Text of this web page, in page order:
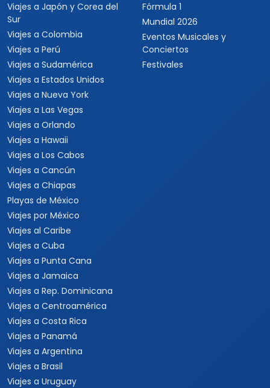
Viajes a Japón y Corea del
Sur
Viajes a Colombia
Viajes a Perú
Viajes a Sudamérica
Viajes a Estados Unidos
Viajes a Nueva York
Viajes a Las Vegas
Viajes a Orlando
Viajes a Hawaii
Viajes a Los Cabos
Viajes a Cancún
Viajes a Chiapas
Playas de México
Viajes por México
Viajes al Caribe
Viajes a Cuba
Viajes a Punta Cana
Viajes a Jamaica
Viajes a Rep. Dominicana
Viajes a Centroamérica
Viajes a Costa Rica
Viajes a Panamá
Viajes a Argentina
Viajes a Brasil
Viajes a Uruguay
Fórmula 1
Mundial 2026
Eventos Musicales y
Conciertos
Festivales